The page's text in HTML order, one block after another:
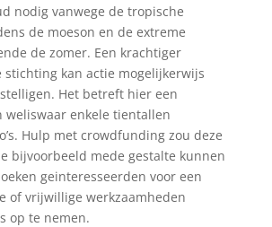
nodig vanwege de tropische
de moeson en de extreme
de zomer. Een krachtiger
stichting kan actie mogelijkerwijs
Het betreft hier een
weliswaar enkele tientallen
Hulp met crowdfunding zou deze
bijvoorbeeld mede gestalte kunnen
geinteresseerden voor een
of vrijwillige werkzaamheden
op te nemen.